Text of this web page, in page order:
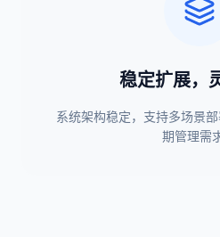
稳定扩展，
系统架构稳定，支持多场景
期管理需